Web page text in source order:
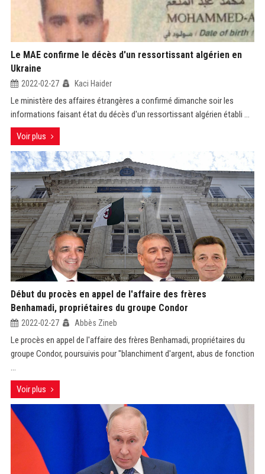
Le MAE confirme le décès d'un ressortissant algérien en
Ukraine
2022-02-27 Kaci Haider
Le ministère des affaires étrangères a confirmé dimanche soir les
informations faisant état du décès d'un ressortissant algérien établi ...
Voir plus
Début du procès en appel de l'affaire des frères
Benhamadi, propriétaires du groupe Condor
2022-02-27 Abbès Zineb
Le procès en appel de l'affaire des frères Benhamadi, propriétaires du
groupe Condor, poursuivis pour "blanchiment d'argent, abus de fonction
...
Voir plus